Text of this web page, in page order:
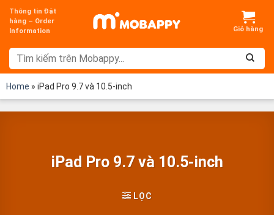
Chuyển
đến
dung
Thông tin Đặt
hàng – Order
Information
Home » iPad Pro 9.7 và 10.5-inch
iPad Pro 9.7 và 10.5-inch
LỌC